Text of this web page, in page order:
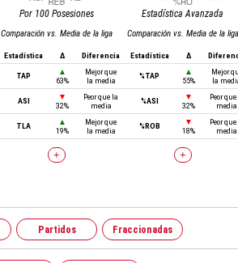
Por 100 Posesiones
Comparación vs. Media de la liga
Estadística Δ Diferencia
TAP
▲
63%
Mejor que
la media
ASI
▼
32%
Peor que la
media
TLA
▲
19%
Mejor que
la media
+
Estadística Avanzada
Comparación vs. Media de la liga
Estadística Δ
%TAP
▲
55%
Mejor
la
%ASI
▼
32%
Peor
media
%ROB
▼
18%
Peor
media
+
Partidos Fraccionadas